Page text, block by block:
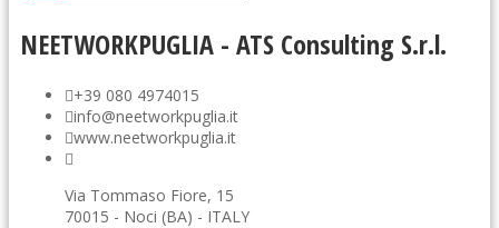
NEETWORKPUGLIA - ATS Consulting S.r.l.
+39 080 4974015
info@neetworkpuglia.it
www.neetworkpuglia.it
Via Tommaso Fiore, 15
70015 - Noci (BA) - ITALY